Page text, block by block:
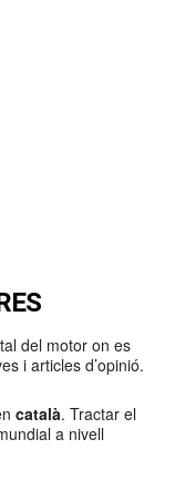
del motor on es
i articles d’opinió.
català. Tractar el
a nivell